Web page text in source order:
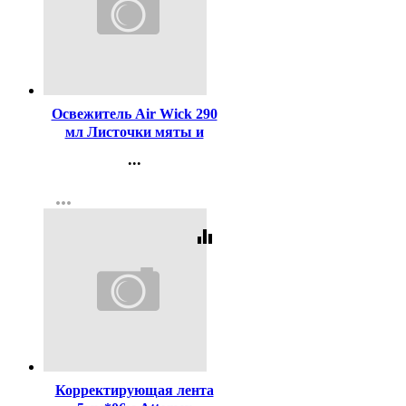
Освежитель Air Wick 290
мл Листочки мяты и
...
Регистрация
more_horiz
equalizer
Корректирующая лента